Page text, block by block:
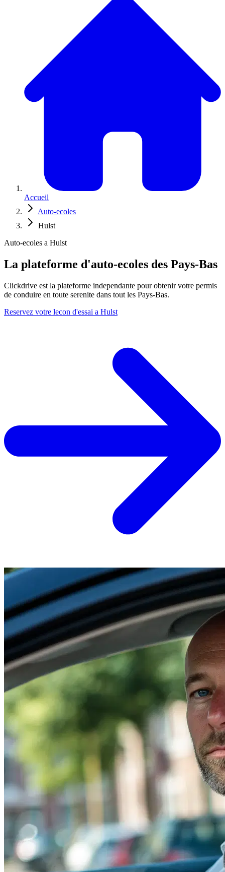
Accueil
Auto-ecoles
Hulst
Auto-ecoles a Hulst
La plateforme d'auto-ecoles des Pays-Bas
Clickdrive est la plateforme independante pour obtenir votre permis
de conduire en toute serenite dans tout les Pays-Bas.
Reservez votre lecon d'essai a Hulst